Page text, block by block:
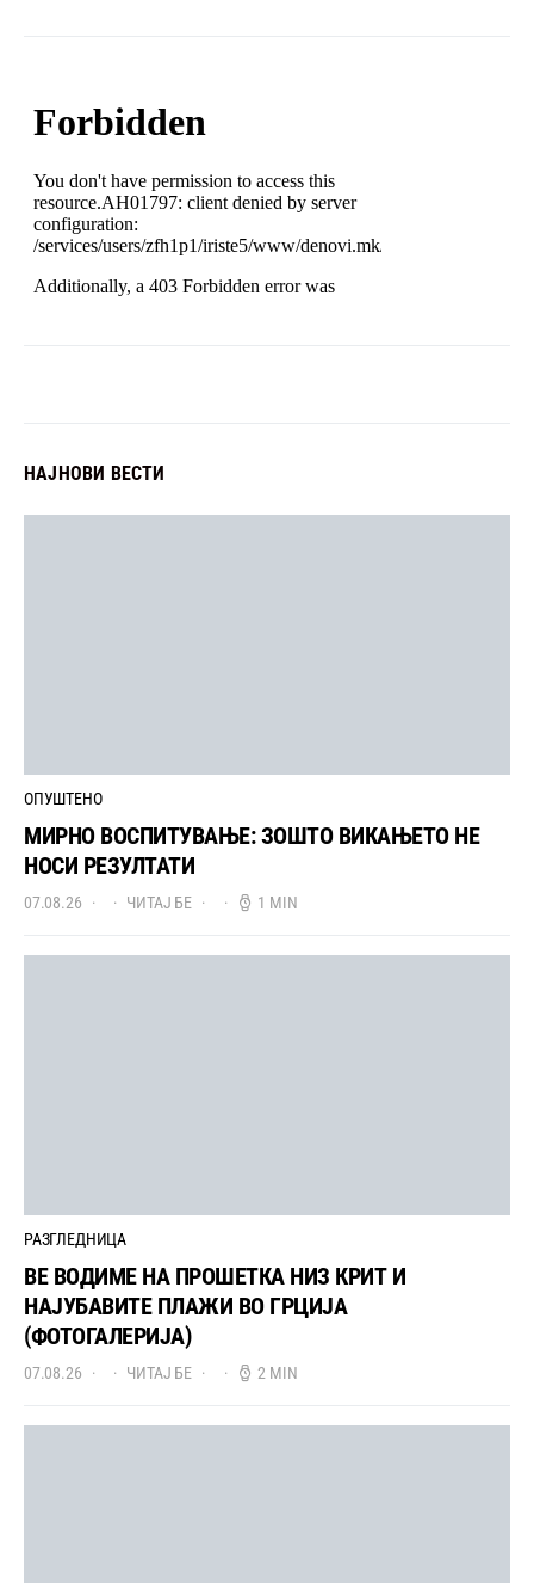
НАЈНОВИ ВЕСТИ
ОПУШТЕНО
МИРНО ВОСПИТУВАЊЕ: ЗОШТО ВИКАЊЕТО НЕ
НОСИ РЕЗУЛТАТИ
07.08.26 ЧИТАЈ БЕ 1 MIN
РАЗГЛЕДНИЦА
ВЕ ВОДИМЕ НА ПРОШЕТКА НИЗ КРИТ И
НАЈУБАВИТЕ ПЛАЖИ ВО ГРЦИЈА
(ФОТОГАЛЕРИЈА)
07.08.26 ЧИТАЈ БЕ 2 MIN